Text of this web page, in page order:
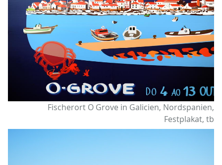
Fischerort O Grove in Galicien, Nordspanien,
Festplakat, tb